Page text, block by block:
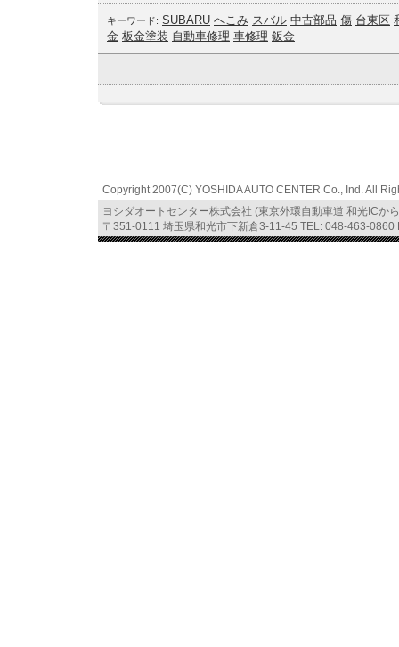
キーワード: SUBARU へこみ スバル 中古部品 傷 台東区
金 板金塗装 自動車修理 車修理 鈑金
Copyright 2007(C) YOSHIDA AUTO CENTER Co., Ind. All
ヨシダオートセンター株式会社 (東京外環自動車道 和光ICか
〒351-0111 埼玉県和光市下新倉3-11-45 TEL: 048-463-0860